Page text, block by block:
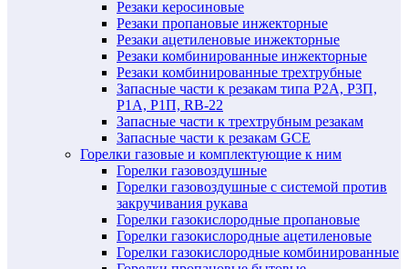
Резаки керосиновые
Резаки пропановые инжекторные
Резаки ацетиленовые инжекторные
Резаки комбинированные инжекторные
Резаки комбинированные трехтрубные
Запасные части к резакам типа Р2А, Р3П,
Р1А, Р1П, RB-22
Запасные части к трехтрубным резакам
Запасные части к резакам GCE
Горелки газовые и комплектующие к ним
Горелки газовоздушные
Горелки газовоздушные с системой против
закручивания рукава
Горелки газокислородные пропановые
Горелки газокислородные ацетиленовые
Горелки газокислородные комбинированные